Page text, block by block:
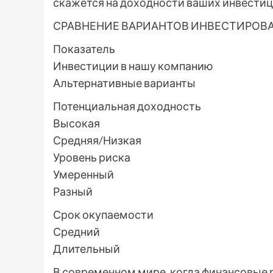
СРАВНЕНИЕ ВАРИАНТОВ
Показатель
Инвестиции в нашу компанию
Альтернативные варианты
Потенциальная доходность
Высокая
Средняя/Низкая
Уровень риска
Умеренный
Разный
Срок окупаемости
Средний
Длительный